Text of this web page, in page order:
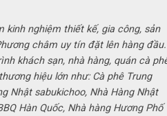
kinh nghiệm thiết kế, gia công, sản
châm uy tín đặt lên hàng đầu.
khách sạn, nhà hàng, quán cà
hiệu lớn như: Cà phê Trung
Nhật sabukichoo, Nhà Hàng Nhật
Hàn Quốc, Nhà hàng Hương Phố